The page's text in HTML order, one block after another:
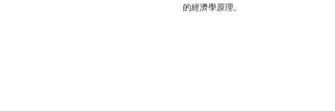
的經濟學原理。